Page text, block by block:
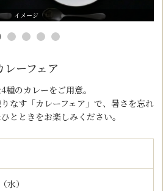
イメージ
レーフェア
のカレーをご用意。
なす「カレーフェア」で、暑さを忘れ
とときをお楽しみください。
水）